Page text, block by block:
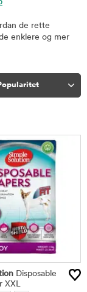
de rette
enklere og mer
Disposable
XXL